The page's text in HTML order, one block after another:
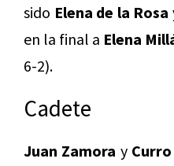
sido Elena de la Rosa
en la final a Elena
6-2).
Cadete
Juan Zamora y